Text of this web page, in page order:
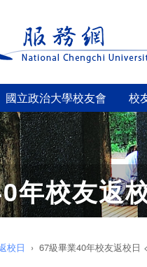
國立政治大學校友會 校
年校友返
校日 67級畢業40年校友返校日